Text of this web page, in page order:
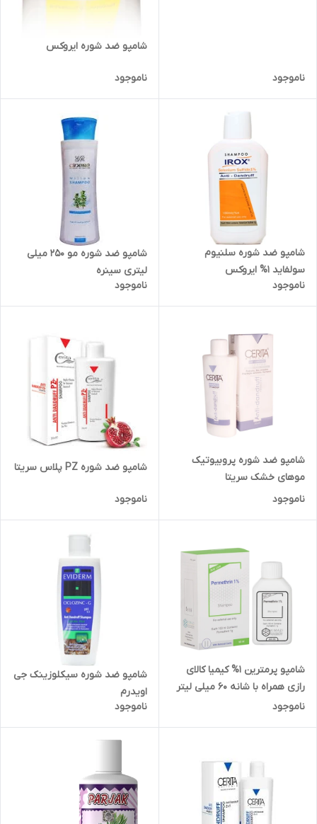
ناموجود
شامپو ضد شوره ایروکس
ناموجود
شامپو ضد شوره سلنیوم
سولفاید 1% ایروکس
ناموجود
شامپو ضد شوره مو 250 میلی
لیتری سینره
ناموجود
شامپو ضد شوره پروبیوتیک
موهای خشک سریتا
ناموجود
شامپو ضد شوره PZ پلاس سریتا
ناموجود
شامپو پرمترین 1% کیمیا کالای
رازی همراه با شانه 60 میلی لیتر
ناموجود
شامپو ضد شوره سیکلوزینک جی
اویدرم
ناموجود